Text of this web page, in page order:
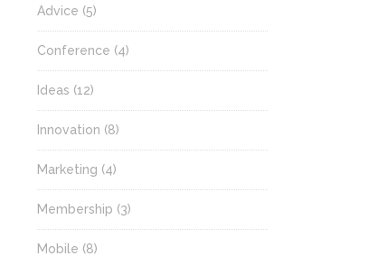
Advice (5)
Conference (4)
Ideas (12)
Innovation (8)
Marketing (4)
Membership (3)
Mobile (8)